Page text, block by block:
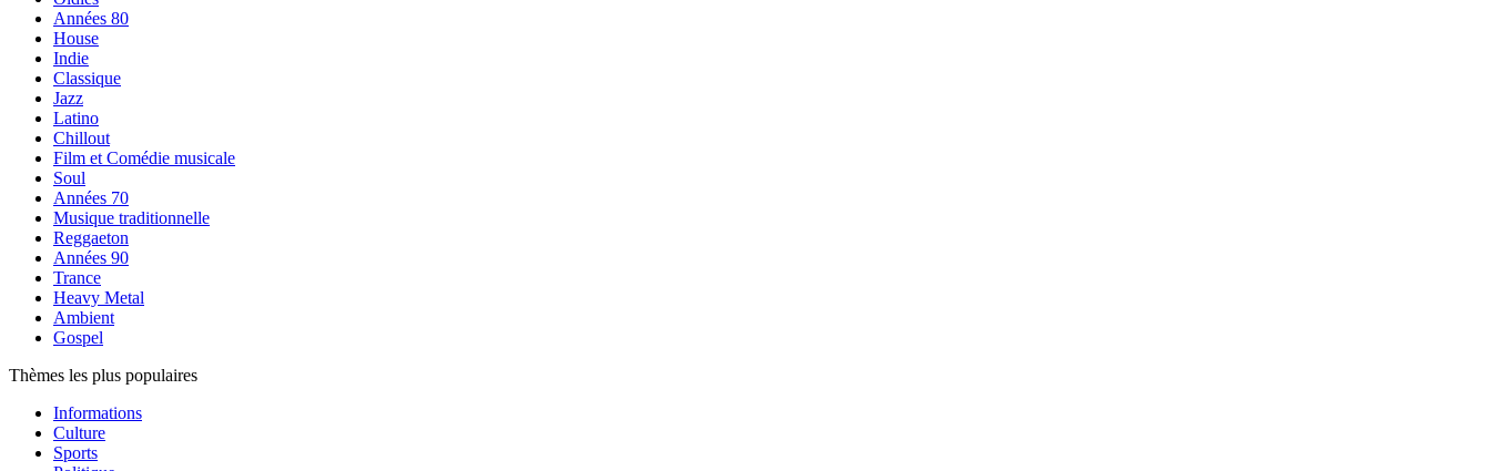
Années 80
House
Indie
Classique
Jazz
Latino
Chillout
Film et Comédie musicale
Soul
Années 70
Musique traditionnelle
Reggaeton
Années 90
Trance
Heavy Metal
Ambient
Gospel
Thèmes les plus populaires
Informations
Culture
Sports